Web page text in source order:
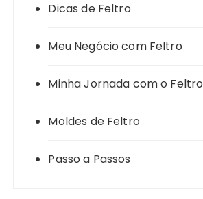
Dicas de Feltro
Meu Negócio com Feltro
Minha Jornada com o Feltro
Moldes de Feltro
Passo a Passos